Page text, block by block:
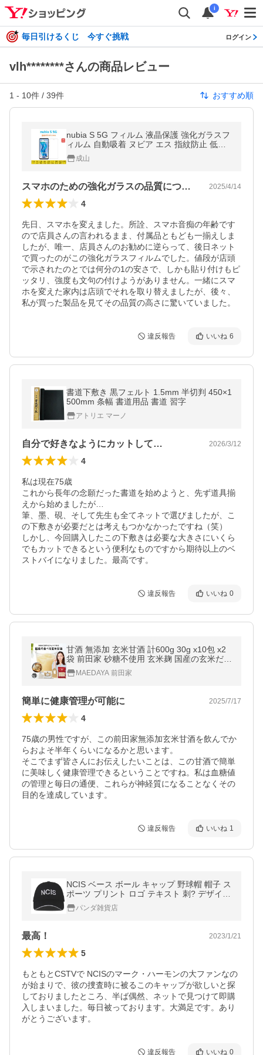
i
毎日引けるくじ 今すぐ挑戦 ログイン
vlh********さんの商品レビュー
1 - 10件 / 39件 おすすめ順
nubia S 5G フィルム 液晶保護 強化ガラスフ
ィルム 自動吸着 ヌビア エス 指紋防止 低反
射 画面保護フィルム A403ZT シートシール
スクリーンプロテクター
成山
スマホのための強化ガラスの品質について 2025/4/14
4
先日、スマホを変えました。所詮、スマホ音痴の年齢です
ので店員さんの言われるまま、付属品ともども一揃えしま
したが、唯一、店員さんのお勧めに逆らって、後日ネット
で買ったのがこの強化ガラスフィルムでした。値段が店頭
で示されたのとでは何分の1の安さで、しかも貼り付けもピ
ッタリ、強度も文句の付けようがありません。一緒にスマ
ホを変えた家内は店頭でそれを取り替えましたが、後々、
私が買った製品を見てその品質の高さに驚いていました。
違反報告 いいね 6
書道下敷き 黒フェルト 1.5mm 半切判 450×1
500mm 条幅 書道用品 書道 習字
アトリエ マーノ
自分で好きなようにカットして… 2026/3/12
4
私は現在75歳
これから長年の念願だった書道を始めようと、先ず道具揃
えから始めましたが…
筆、墨、硯、そして先生も全てネットで選びましたが、こ
の下敷きが必要だとは考えもつかなかったですね（笑）
しかし、今回購入したこの下敷きは必要な大きさにいくら
でもカットできるという便利なものですから期待以上のベ
ストバイになりました。最高です。
違反報告 いいね 0
甘酒 無添加 玄米甘酒 計600g 30g x10包 x2
袋 前田家 砂糖不使用 玄米麹 国産の玄米だけ
で作った 濃縮スティックタイプ あま酒 甘ざ
け MAEDAYA 前田家
簡単に健康管理が可能に 2025/7/17
4
75歳の男性ですが、この前田家無添加玄米甘酒を飲んでか
らおよそ半年くらいになるかと思います。
そこでまず皆さんにお伝えしたいことは、この甘酒で簡単
に美味しく健康管理できるということですね。私は血糖値
の管理と毎日の通便、これらが神経質になることなくその
目的を達成しています。
違反報告 いいね 1
NCIS ベース ボール キャップ 野球帽 帽子 ス
ポーツ プリント ロゴ テキスト 刺? デザイン
カジパンダ雑貨店
最高！ 2023/1/21
5
もともとCSTVで NCISのマーク・ハーモンの大ファンなの
が始まりで、彼の捜査時に被るこのキャップが欲しいと探
しておりましたところ、半ば偶然、ネットで見つけて即購
入しまいました。毎日被っております。大満足です。あり
がとうございます。
違反報告 いいね 0